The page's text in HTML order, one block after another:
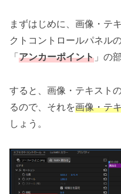
まずはじめに、画像・テ
クトコントロールパネル
「アンカーポイント 」の
すると、画像・テキスト
るので、それを画像・テ
しょう。